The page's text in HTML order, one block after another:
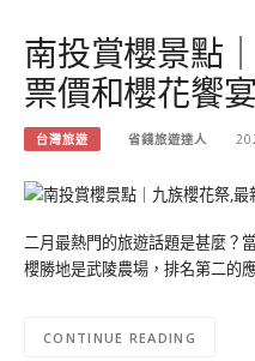
南投賞櫻景點
票價和櫻花饗
台灣旅遊 省錢旅遊達人
二月最熱門的旅遊話題是甚麼？
櫻勝地是武陵農場，排名第二的
CONTINUE READING